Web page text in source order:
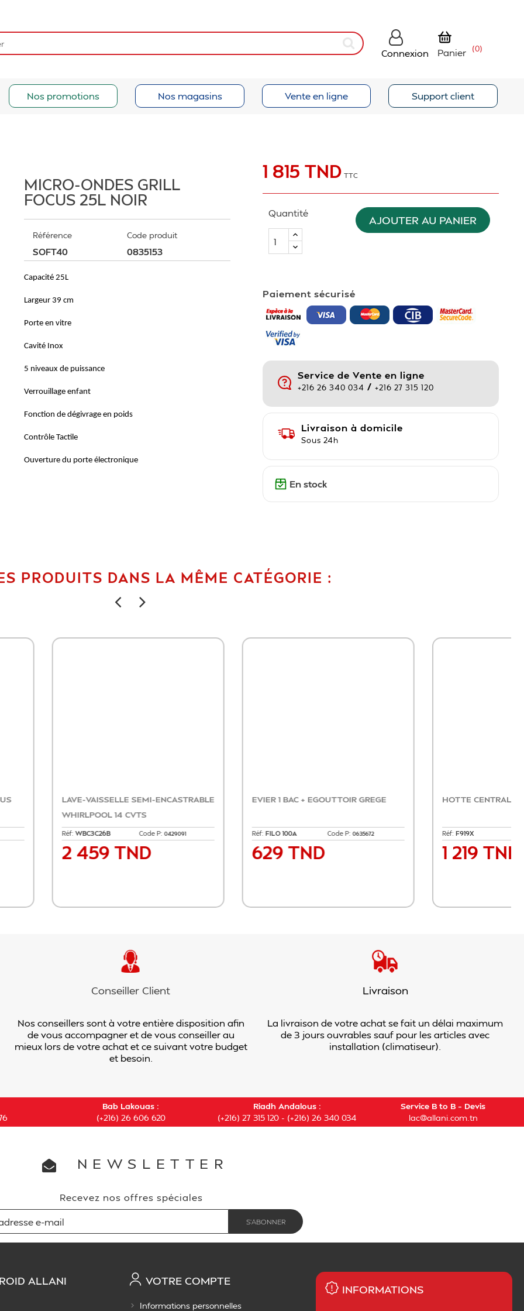
Connexion Panier (0)
Nos promotions Nos magasins Vente en ligne Support client
MICRO-ONDES GRILL
FOCUS 25L NOIR
Référence
SOFT40
Code produit
0835153
Capacité 25L
Largeur 39 cm
Porte en vitre
Cavité Inox
5 niveaux de puissance
Verrouillage enfant
Fonction de dégivrage en poids
Contrôle Tactile
Ouverture du porte électronique
1 815 TND TTC
Quantité
AJOUTER AU PANIER
Paiement sécurisé
Service de Vente en ligne
+216 26 340 034 /+216 27 315 120
Livraison à domicile
Sous 24h
En stock
PRODUITS DANS LA MÊME CATÉGORIE :
FOCUS 90CM INOX
1335017
PLAQUE WHIRLPOOL 4 FEUX INOX
Réf:GMA6422IX Code P:0829244
Prix
MICRO ONDE ENCASTRABLE
Réf:MBNA 920B Code P:0829286
Conseiller Client
Nos conseillers sont à votre entière disposition afin
de vous accompagner et de vous conseiller au
mieux lors de votre achat et ce suivant votre budget
et besoin.
Livraison
La livraison de votre achat se fait un délai maximum
de 3 jours ouvrables sauf pour les articles avec
installation (climatiseur).
Bab Lakouas :
(+216) 26 606 620
Riadh Andalous :
(+216) 27 315 120 - (+216) 26 340 034
Service B to B – Devis
lac@allani.com.tn
NEWSLETTER
Recevez nos offres spéciales
ALLANI VOTRE COMPTE
Informations personnelles
INFORMATIONS